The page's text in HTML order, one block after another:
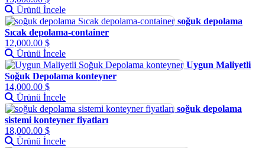
Ürünü İncele
soğuk depolama
Sıcak depolama-container
12,000.00 $
Ürünü İncele
Uygun Maliyetli
Soğuk Depolama konteyner
14,000.00 $
Ürünü İncele
soğuk depolama
sistemi konteyner fiyatları
18,000.00 $
Ürünü İncele